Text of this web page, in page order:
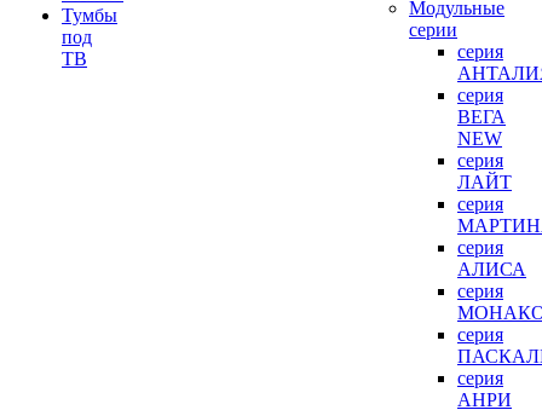
Тумбы
под
ТВ
Модульные
серии
серия
серия
ВЕГА
NEW
серия
ЛАЙТ
серия
серия
АЛИСА
серия
серия
серия
АНРИ